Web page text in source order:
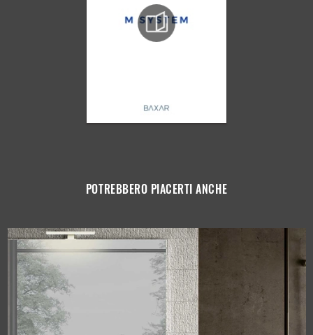
POTREBBERO PIACERTI ANCHE